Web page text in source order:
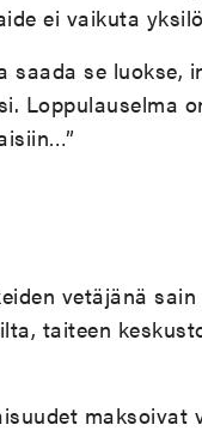
ei vaikuta
se luokse,
Loppulauselma
vetäjänä
taiteen
maksoivat